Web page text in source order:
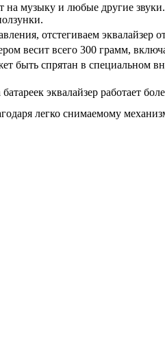
на музыку и любые другие
отстегиваем эквалайзер
весит всего 300 грамм,
быть спрятан в специальном
эквалайзер работает
легко снимаемому